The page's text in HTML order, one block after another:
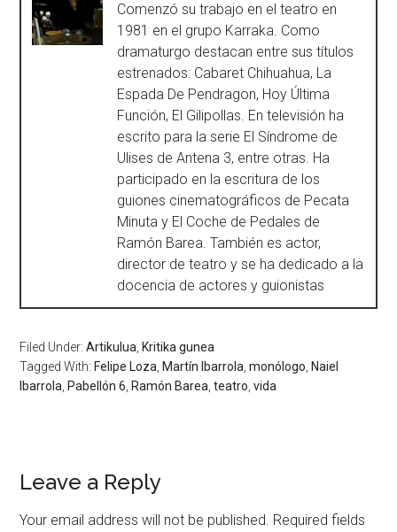
Comenzó su trabajo en el teatro en
1981 en el grupo Karraka. Como
dramaturgo destacan entre sus títulos
estrenados: Cabaret Chihuahua, La
Espada De Pendragon, Hoy Última
Función, El Gilipollas. En televisión ha
escrito para la serie El Síndrome de
Ulises de Antena 3, entre otras. Ha
participado en la escritura de los
guiones cinematográficos de Pecata
Minuta y El Coche de Pedales de
Ramón Barea. También es actor,
director de teatro y se ha dedicado a la
docencia de actores y guionistas
Filed Under:Artikulua, Kritika gunea
Tagged With: Felipe Loza, Martín Ibarrola,monólogo, Naiel
Ibarrola, Pabellón 6, Ramón Barea,teatro,vida
Leave a Reply
Your email address will not be published. Required fields